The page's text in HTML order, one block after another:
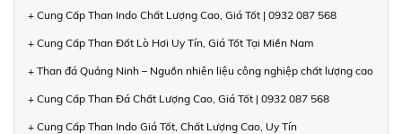
+ Cung Cấp Than Indo Chất Lượng Cao, Giá Tốt | 0932 087 568
+ Cung Cấp Than Đốt Lò Hơi Uy Tín, Giá Tốt Tại Miền Nam
+ Than đá Quảng Ninh – Nguồn nhiên liệu công nghiệp chất lượng cao
+ Cung Cấp Than Đá Chất Lượng Cao, Giá Tốt | 0932 087 568
+ Cung Cấp Than Indo Giá Tốt, Chất Lượng Cao, Uy Tín